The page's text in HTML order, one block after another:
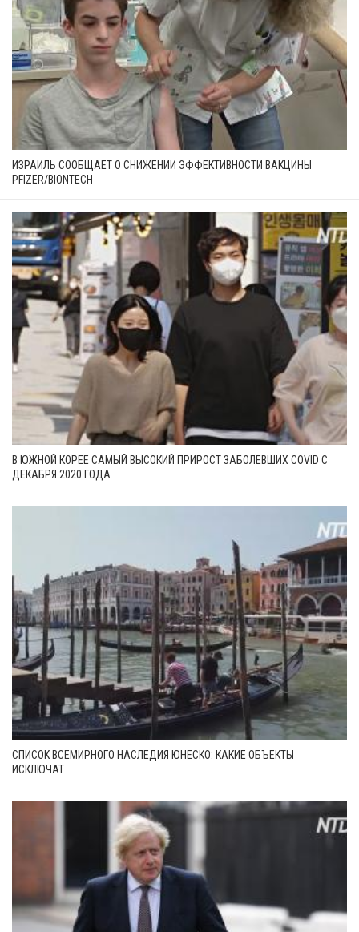
ИЗРАИЛЬ СООБЩАЕТ О СНИЖЕНИИ ЭФФЕКТИВНОСТИ ВАКЦИНЫ
PFIZER/BIONTECH
В ЮЖНОЙ КОРЕЕ САМЫЙ ВЫСОКИЙ ПРИРОСТ ЗАБОЛЕВШИХ COVID С
ДЕКАБРЯ 2020 ГОДА
СПИСОК ВСЕМИРНОГО НАСЛЕДИЯ ЮНЕСКО: КАКИЕ ОБЪЕКТЫ
ИСКЛЮЧАТ